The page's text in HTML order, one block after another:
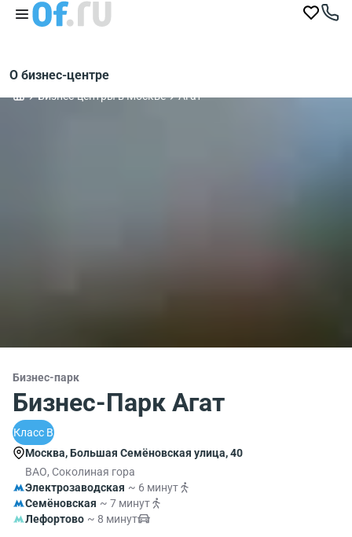
О бизнес-центре
Бизнес-центры в Москве Агат
Бизнес-парк
Бизнес-Парк Агат
Класс B
Москва, Большая Семёновская улица, 40
ВАО, Соколиная гора
Электрозаводская ~ 6 минут
Семёновская ~ 7 минут
Лефортово ~ 8 минут